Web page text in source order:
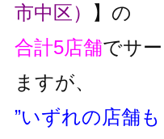
市中区）
】の
合計5店舗でサ
ますが、
”いずれの店舗も